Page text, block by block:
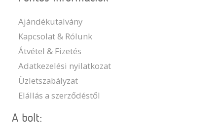
Ajándékutalvány
Kapcsolat & Rólunk
Átvétel & Fizetés
Adatkezelési nyilatkozat
Üzletszabályzat
Elállás a szerződéstől
A bolt: